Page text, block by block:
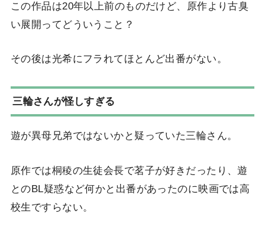
この作品は20年以上前のものだけど、原作より古臭
い展開ってどういうこと？
その後は光希にフラれてほとんど出番がない。
三輪さんが怪しすぎる
遊が異母兄弟ではないかと疑っていた三輪さん。
原作では桐稜の生徒会長で茗子が好きだったり、遊
とのBL疑惑など何かと出番があったのに映画では高
校生ですらない。